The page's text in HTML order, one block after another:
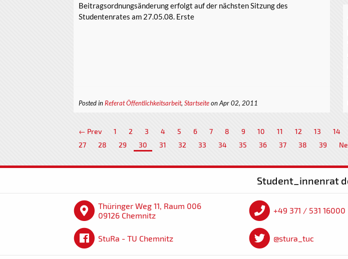
Posted in Referat Öffentlichkeitsarbeit, Startseiteon Apr 02, 2011
Beitragsordnungsänderung erfolgt auf der nächsten Sitzung des
Studentenrates am 27.05.08. Erste
← Prev 1 2 3 4 5 6 7 8 9 10 11 12 13 14
27
28 29 30 31 32 33 34 35 36 37 38 39
Student_innenrat
Thüringer Weg 11, Raum 006
09126 Chemnitz
+49 371 / 531 16000
StuRa - TU Chemnitz @stura_tuc